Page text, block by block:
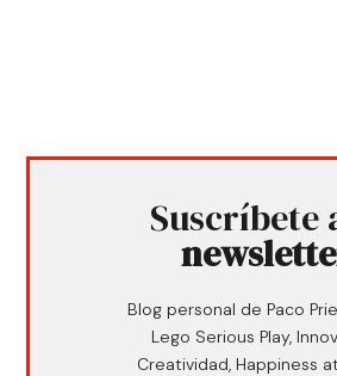
Suscríbete
Blog personal de Paco
Lego Serious Play,
Creatividad, Happiness